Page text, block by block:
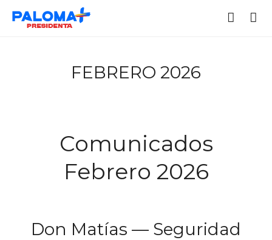
FEBRERO 2026
Comunicados
Febrero 2026
Don Matías — Seguridad